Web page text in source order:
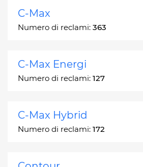
C-Max
Numero di reclami: 363
C-Max Energi
Numero di reclami: 127
C-Max Hybrid
Numero di reclami: 172